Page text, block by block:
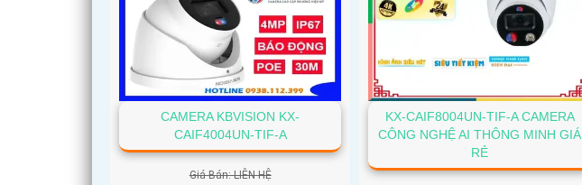
CAMERA KBVISION KX-
CAIF4004UN-TIF-A
Giá Bán: LIÊN HỆ
KX-CAIF8004UN-TIF-A CAMERA
CÔNG NGHỆ AI THÔNG MINH GIÁ
RẺ